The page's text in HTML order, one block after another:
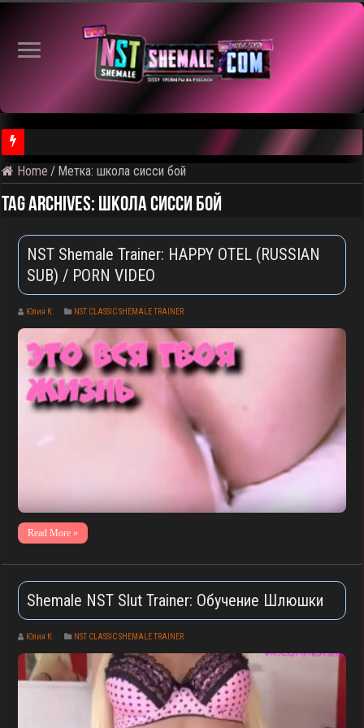
⚠️ Результаты голосования и тема следующего откртытого
Home / Метка:школа сисси бой
Tag Archives: школа сисси бой
NST Shemale Trainer: HAPPY OTEL (RUSSIAN
SUB) / PORN VIDEO
Юлия К. NST CLASSIC SHEMALE TRAINER
Read More »
Shemale NST Slut Trainer: Обучение Шлюшки
Юлия К. NST CLASSIC SHEMALE TRAINER